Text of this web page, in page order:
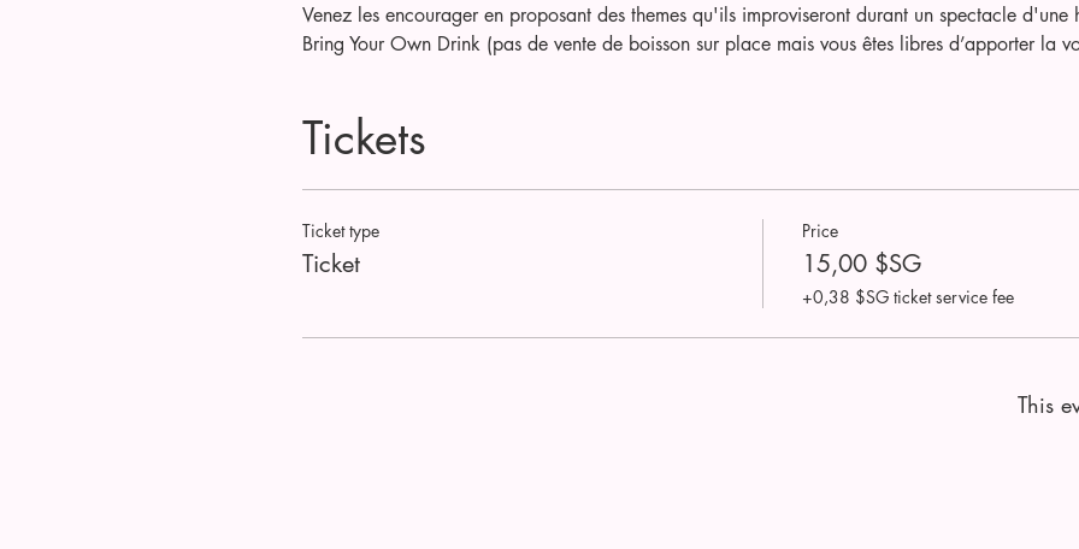
Venez les encourager en proposant des themes qu'ils improviseront durant un spectacle d'une
Bring Your Own Drink (pas de vente de boisson sur place mais vous êtes libres d’apporter la
Tickets
Ticket type
Ticket
Price
15,00 $SG
+0,38 $SG ticket service fee
This